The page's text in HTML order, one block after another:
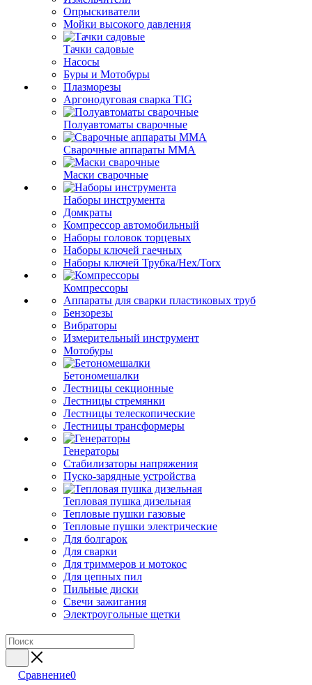
Опрыскиватели
Мойки высокого давления
Тачки садовые
Насосы
Буры и Мотобуры
Плазморезы
Аргонодуговая сварка TIG
Полуавтоматы сварочные
Сварочные аппараты ММА
Маски сварочные
Наборы инструмента
Домкраты
Компрессор автомобильный
Наборы головок торцевых
Наборы ключей гаечных
Наборы ключей Трубка/Hex/Torx
Компрессоры
Аппараты для сварки пластиковых труб
Бензорезы
Вибраторы
Измерительный инструмент
Мотобуры
Бетономешалки
Лестницы секционные
Лестницы стремянки
Лестницы телескопические
Лестницы трансформеры
Генераторы
Стабилизаторы напряжения
Пуско-зарядные устройства
Тепловая пушка дизельная
Тепловые пушки газовые
Тепловые пушки электрические
Для болгарок
Для сварки
Для триммеров и мотокос
Для цепных пил
Пильные диски
Свечи зажигания
Электроугольные щетки
Сравнение0